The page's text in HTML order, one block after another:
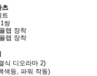
츠
트
쌍
랩 장착
랩 장착
식 디오라마 2)
색등, 파워 작동)